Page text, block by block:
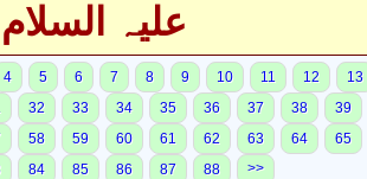
علیہ السلام
4 5 6 7 8 9 10 11 12
13
32 33 34 35 36 37 38
39
58 59 60 61 62 63 64
65
84 85 86 87 88 >>